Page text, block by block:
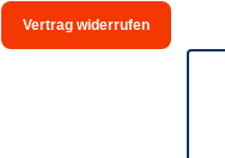
Vertrag widerrufen